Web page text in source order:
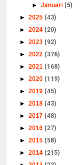
►Januari (5)
►2025 (43)
►2024 (20)
►2023 (92)
►2022 (376)
►2021 (168)
►2020 (119)
►2019 (45)
►2018 (43)
►2017 (48)
►2016 (27)
►2015 (58)
►2014 (215)